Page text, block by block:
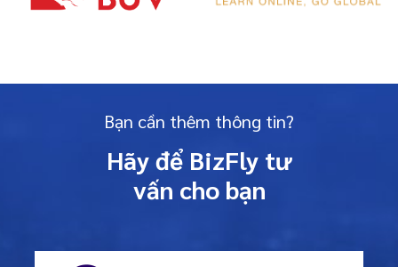
Bạn cần thêm thông tin?
Hãy để BizFly tư
vấn cho bạn